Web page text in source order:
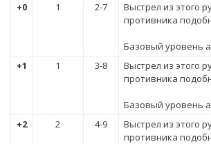
+0 1 2-7
Выстрел из этого
противника
Базовый уровень
+1
1 3-8
Выстрел из этого
противника
Базовый уровень
+2
2 4-9
Выстрел из этого
противника